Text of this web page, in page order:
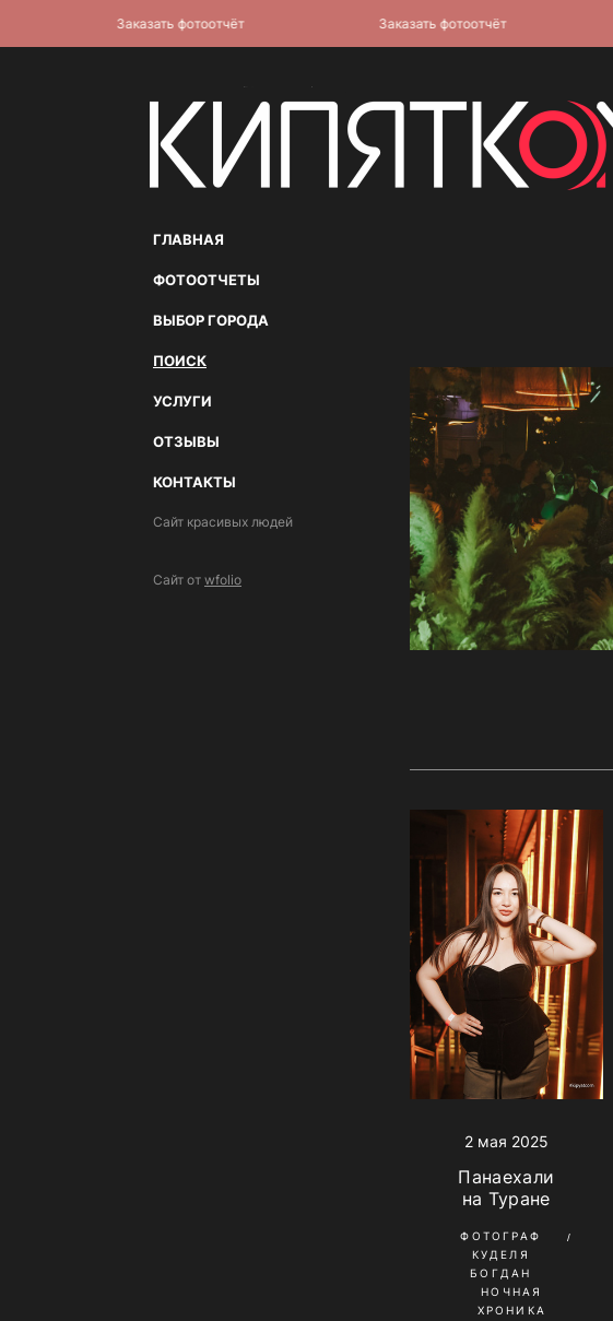
ГЛАВНАЯ
ФОТООТЧЕТЫ
ВЫБОР ГОРОДА
ПОИСК
УСЛУГИ
ОТЗЫВЫ
КОНТАКТЫ
Сайт красивых людей
Сайт от wfolio
2 мая 2025
Панаехали
на Туране
ФОТОГРАФ
КУДЕЛЯ
БОГДАН
НОЧНАЯ
ХРОНИКА
Заказать фотоотчёт Заказать фотоотчёт